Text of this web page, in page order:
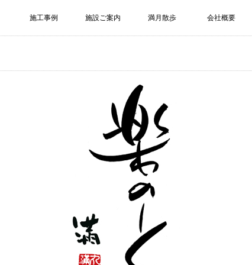
施工事例 施設ご案内 満月散歩 会社概要